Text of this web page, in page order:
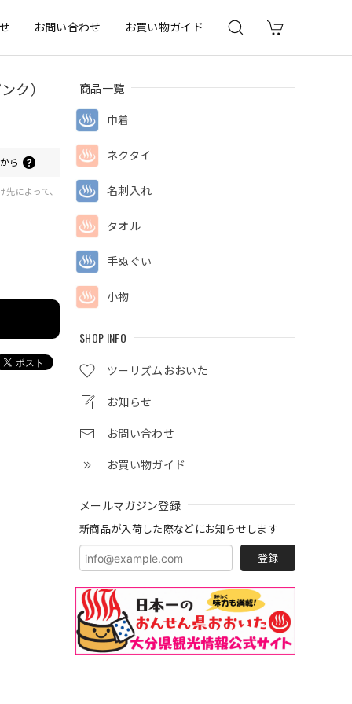
お問い合わせ お買い物ガイド
商品一覧
巾着
ネクタイ
名刺入れ
タオル
手ぬぐい
小物
SHOP INFO
ツーリズムおおいた
お知らせ
お問い合わせ
お買い物ガイド
メールマガジン登録
新商品が入荷した際などにお知らせします
登録
ク）
から
によって、